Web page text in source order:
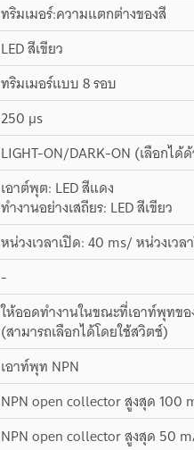
ทริมเมอร์:ความแตกต่างของสี
LED สีเขียว
ทริมเมอร์แบบ 8 รอบ
250 µs
LIGHT-ON/DARK-ON (เลือกได้
เอาต์พุต: LED สีแดง
ทำงานอย่างเสถียร: LED สีเขียว
หน่วงเวลาเปิด: 40 ms/ หน่วงเว
-
ให้ออดทำงานในขณะที่เอาท์พุทข
(สามารถเลือกได้โดยใช้สวิตช์)
เอาท์พุท NPN
NPN open collector สูงสุด 100
NPN open collector สูงสุด 50